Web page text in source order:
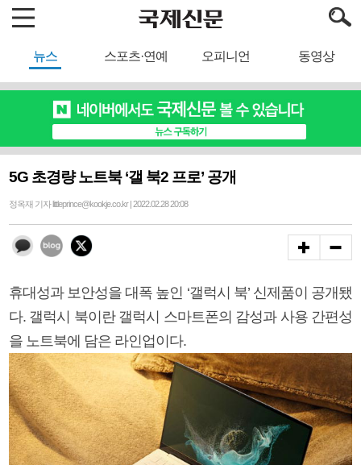
뉴스 스포츠·연예 오피니언 동영상
5G 초경량 노트북 ‘갤 북2 프로’ 공개
정옥재 기자 littleprince@kookje.co.kr | 2022.02.28 20:08
휴대성과 보안성을 대폭 높인 ‘갤럭시 북’ 신제품이 공개됐
다. 갤럭시 북이란 갤럭시 스마트폰의 감성과 사용 간편성
을 노트북에 담은 라인업이다.